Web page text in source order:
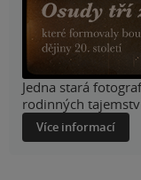
Jedna stará
rodinných
Více informací